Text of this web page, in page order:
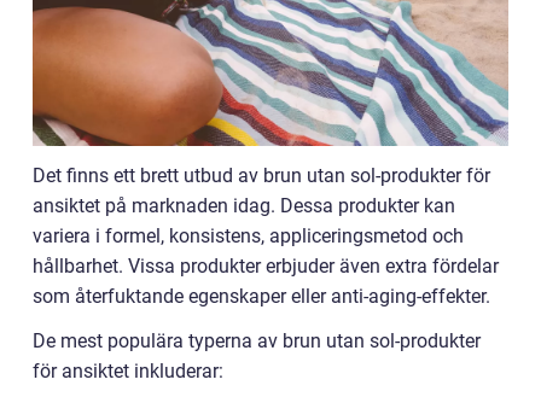
Det finns ett brett utbud av brun utan sol-produkter för
ansiktet på marknaden idag. Dessa produkter kan
variera i formel, konsistens, appliceringsmetod och
hållbarhet. Vissa produkter erbjuder även extra fördelar
som återfuktande egenskaper eller anti-aging-effekter.
De mest populära typerna av brun utan sol-produkter
för ansiktet inkluderar: